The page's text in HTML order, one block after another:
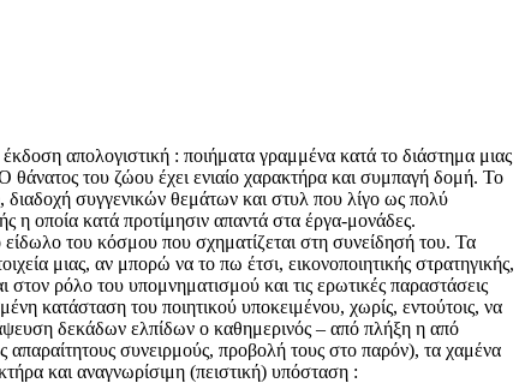
απολογιστική : ποιήματα γραμμένα κατά το διάστημα μιας
θάνατος του ζώου έχει ενιαίο χαρακτήρα και συμπαγή δομή. Το
συγγενικών θεμάτων και στυλ που λίγο ως πολύ
η οποία κατά προτίμησιν απαντά στα έργα-μονάδες.
του κόσμου που σχηματίζεται στη συνείδησή του. Τα
μιας, αν μπορώ να το πω έτσι, εικονοποιητικής στρατηγικής,
ρόλο του υπομνηματισμού και τις ερωτικές παραστάσεις
κατάσταση του ποιητικού υποκειμένου, χωρίς, εντούτοις, να
δεκάδων ελπίδων ο καθημερινός – από πλήξη η από
συνειρμούς, προβολή τους στο παρόν), τα χαμένα
και αναγνωρίσιμη (πειστική) υπόσταση :